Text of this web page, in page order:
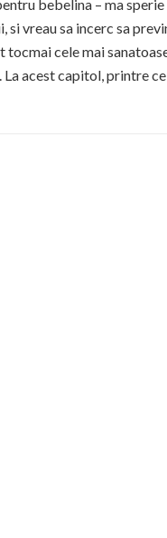
bebelina – ma
vreau sa incerc sa
cele mai
acest capitol, printre